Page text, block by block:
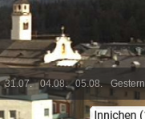
Gestern
05.08.
04.08.
31.07.